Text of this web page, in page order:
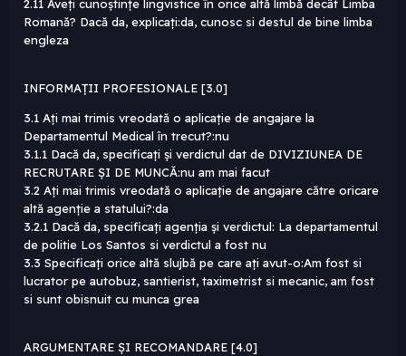
2.11 Aveți cunoștințe lingvistice în orice altă limbă decât Limba
Romană? Dacă da, explicați:da, cunosc si destul de bine limba
engleza
INFORMAȚII PROFESIONALE [3.0]
3.1 Ați mai trimis vreodată o aplicație de angajare la
Departamentul Medical în trecut?:nu
3.1.1 Dacă da, specificați și verdictul dat de DIVIZIUNEA DE
RECRUTARE ȘI DE MUNCĂ:nu am mai facut
3.2 Ați mai trimis vreodată o aplicație de angajare către oricare
altă agenție a statului?:da
3.2.1 Dacă da, specificați agenția și verdictul: La departamentul
de politie Los Santos si verdictul a fost nu
3.3 Specificați orice altă slujbă pe care ați avut-o:Am fost si
lucrator pe autobuz, santierist, taximetrist si mecanic, am fost
si sunt obisnuit cu munca grea
ARGUMENTARE ȘI RECOMANDARE [4.0]